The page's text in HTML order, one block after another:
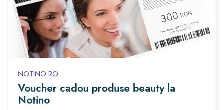
NOTINO.RO
Voucher cadou produse beauty la
Notino